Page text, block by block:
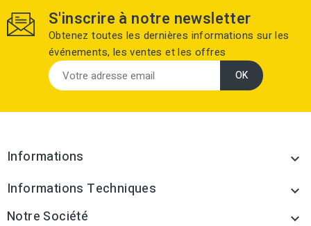
S'inscrire à notre newsletter
Obtenez toutes les dernières informations sur les
événements, les ventes et les offres
Informations 
Informations Techniques 
Notre Société 